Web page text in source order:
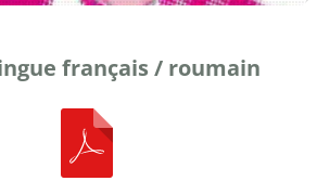
français / roumain